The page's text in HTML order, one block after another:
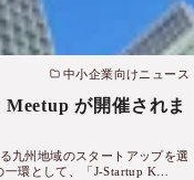
中小企業向けニュース
が開催されま
九州地域のスタートアップを選
環として、「J-Startup K…